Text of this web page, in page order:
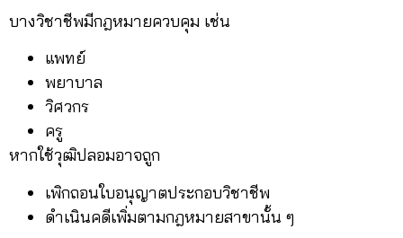
บางวิชาชีพมีกฎหมายควบคุม เช่น
แพทย์
พยาบาล
วิศวกร
ครู
หากใช้วุฒิปลอมอาจถูก
เพิกถอนใบอนุญาตประกอบวิชาชีพ
ดำเนินคดีเพิ่มตามกฎหมายสาขานั้น ๆ